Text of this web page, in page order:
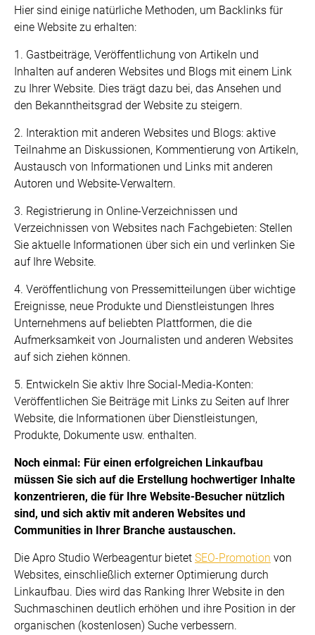
Hier sind einige natürliche Methoden, um Backlinks für
eine Website zu erhalten:
1. Gastbeiträge, Veröffentlichung von Artikeln und
Inhalten auf anderen Websites und Blogs mit einem Link
zu Ihrer Website. Dies trägt dazu bei, das Ansehen und
den Bekanntheitsgrad der Website zu steigern.
2. Interaktion mit anderen Websites und Blogs: aktive
Teilnahme an Diskussionen, Kommentierung von Artikeln,
Austausch von Informationen und Links mit anderen
Autoren und Website-Verwaltern.
3. Registrierung in Online-Verzeichnissen und
Verzeichnissen von Websites nach Fachgebieten: Stellen
Sie aktuelle Informationen über sich ein und verlinken Sie
auf Ihre Website.
4. Veröffentlichung von Pressemitteilungen über wichtige
Ereignisse, neue Produkte und Dienstleistungen Ihres
Unternehmens auf beliebten Plattformen, die die
Aufmerksamkeit von Journalisten und anderen Websites
auf sich ziehen können.
5. Entwickeln Sie aktiv Ihre Social-Media-Konten:
Veröffentlichen Sie Beiträge mit Links zu Seiten auf Ihrer
Website, die Informationen über Dienstleistungen,
Produkte, Dokumente usw. enthalten.
Noch einmal: Für einen erfolgreichen Linkaufbau
müssen Sie sich auf die Erstellung hochwertiger Inhalte
konzentrieren, die für Ihre Website-Besucher nützlich
sind, und sich aktiv mit anderen Websites und
Communities in Ihrer Branche austauschen.
Die Apro Studio Werbeagentur bietet SEO-Promotion von
Websites, einschließlich externer Optimierung durch
Linkaufbau. Dies wird das Ranking Ihrer Website in den
Suchmaschinen deutlich erhöhen und ihre Position in der
organischen (kostenlosen) Suche verbessern.